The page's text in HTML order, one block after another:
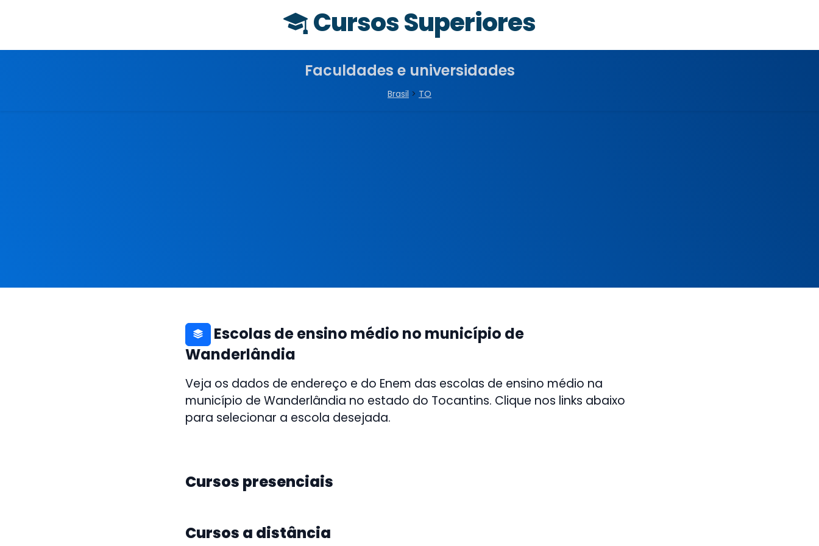
Cursos Superiores
Faculdades e universidades
Brasil > TO
Escolas de ensino médio no município de
Wanderlândia
Veja os dados de endereço e do Enem das escolas de ensino médio na
município de Wanderlândia no estado do Tocantins. Clique nos links abaixo
para selecionar a escola desejada.
Cursos presenciais
Cursos a distância